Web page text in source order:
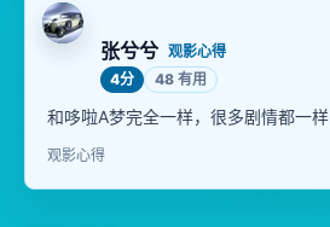
张兮兮 观影心得
4分
48 有用
和哆啦A梦完全一样，很多剧情都一样
观影心得